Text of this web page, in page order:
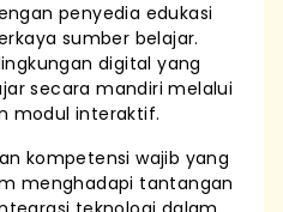
penyedia edukasi
sumber belajar.
digital yang
secara mandiri melalui
modul interaktif.
kompetensi wajib yang
menghadapi tantangan